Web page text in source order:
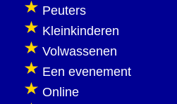
Peuters
Kleinkinderen
Volwassenen
Een evenement
Online